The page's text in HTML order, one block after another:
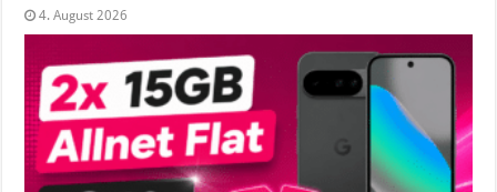
4. August 2026